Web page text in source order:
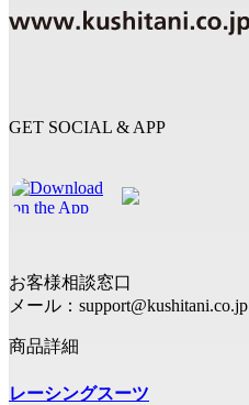
GET SOCIAL & APP
お客様相談窓口
メール：support@kushitani.co.jp
商品詳細
レーシングスーツ